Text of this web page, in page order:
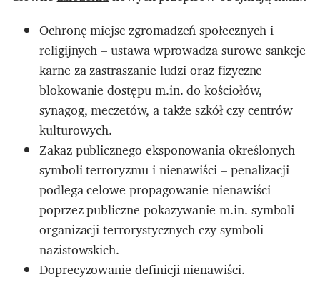
Ochronę miejsc zgromadzeń społecznych i
religijnych – ustawa wprowadza surowe sankcje
karne za zastraszanie ludzi oraz fizyczne
blokowanie dostępu m.in. do kościołów,
synagog, meczetów, a także szkół czy centrów
kulturowych.
Zakaz publicznego eksponowania określonych
symboli terroryzmu i nienawiści – penalizacji
podlega celowe propagowanie nienawiści
poprzez publiczne pokazywanie m.in. symboli
organizacji terrorystycznych czy symboli
nazistowskich.
Doprecyzowanie definicji nienawiści.